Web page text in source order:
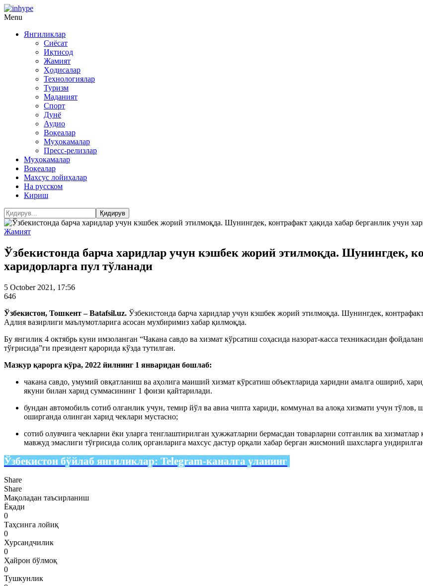
Menu
Янгиликлар
Сиёсат
Иқтисод
Жамият
Ҳодисалар
Технологиялар
Туризм
Маданият
Спорт
Дунё
Аудио
Воқеалар
Муҳокамалар
Пресс-релизлар
Муҳокамалар
Воқеалар
Махсус лойиҳалар
На русском
Кириш
Жамият
Ўзбекистонда барча харидлар учун кэшбек жорий этилмоқда. Шунингдек,
харидорларга пул тўланади
5 October 2021, 17:56
646
Ўзбекистон, Тошкент – Batafsil.uz. Ўзбекистонда барча харидлар учун кэшбек жорий этилмоқда. Шунингдек,
Адлия вазирлиги маълумотларига асосан мухбиримиз хабар қилмоқда.
Бу янгилик 4 октябрь куни имзоланган “Чакана савдо ва хизмат кўрсатиш соҳасида назорат-касса техникасидан
тўғрисида”ги президент қарорида кўзда тутилган.
Мазкур қарорга кўра, 2022 йилнинг 1 январидан бошлаб:
чакана савдо, умумий овқатланиш ва аҳолига маиший хизмат кўрсатиш объектларида харидни амалга ошириб,
якуни билан харид суммасининг 1 фоизи қайтарилади.
бундан автомобиль сотиб олганлик учун, темир йўл ва авиа чипта хариди, коммунал ва алоқа хизмати учун тўлов,
оширганда олинган харид чеклари мустасно;
сотиб олувчига чекларни ёки уларга тенглаштирилган ҳужжатларни бермасдан товарларни сотганлик ва
мавжуд эмаслиги тўғрисида солиқ органларига махсус дастур орқали хабар берган жисмоний шахсларга
Ўзбекистон бўйлаб янгиликлар: Telegram-каналга уланинг
Share
Share
Мақоладан таъсирланиш
Ёқади
0
Таҳсинга лойиқ
0
Хурсандчилик
0
Ҳайрон бўлмоқ
0
Тушкунлик